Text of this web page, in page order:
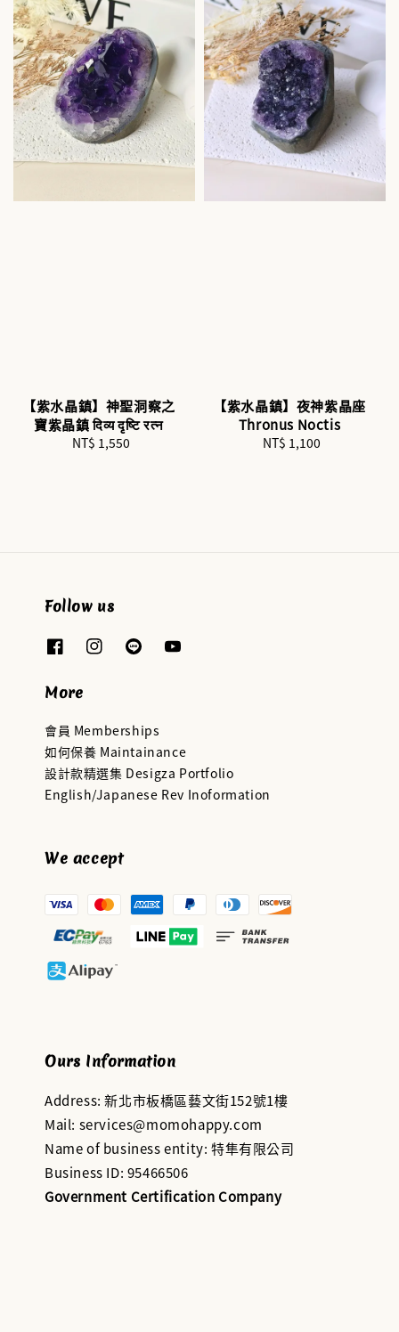
【紫水晶鎮】神聖洞察之
寶紫晶鎮 दिव्य दृष्टि रत्न
Regular
NT$ 1,550
【紫水晶鎮】夜神紫晶座
Thronus Noctis
Regular
NT$ 1,100
Follow us
More
會員 Memberships
如何保養 Maintainance
設計款精選集 Desigza Portfolio
English/Japanese Rev Inoformation
We accept
Ours Information
Address: 新北市板橋區藝文街152號1樓
Mail: services@momohappy.com
Name of business entity: 特隼有限公司
Business ID: 95466506
Government Certification Company